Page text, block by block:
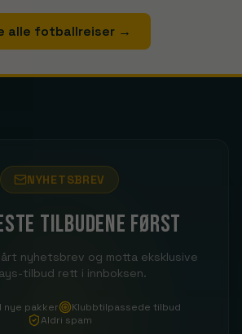
alle fotballreiser→
NYHETSBREV
tilbudene først
nyhetsbrev og motta eksklusive
tilbud rett i innboksen.
nye pakker
Klubbtilpassede tilbud
Aldri spam